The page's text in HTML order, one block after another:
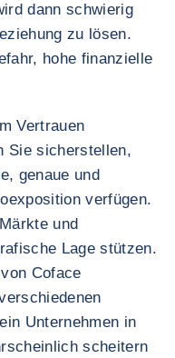
dann schwierig
zu lösen.
hohe finanzielle
Vertrauen
Sie sicherstellen,
genaue und
verfügen.
und
Lage stützen.
Coface
Unternehmen in
scheitern